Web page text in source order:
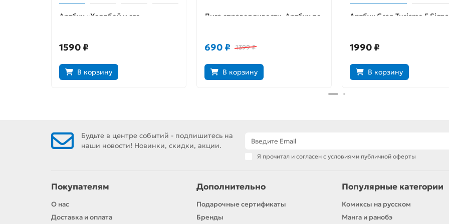
Артбук «Хеллбой и его
1590 ₽
В корзину
Лига справедливости. Артбук по
690 ₽ 1399 ₽
В корзину
Артбук Gran Turismo 5
1990 ₽
В корзину
Будьте в центре событий - подпишитесь на
наши новости! Новинки, скидки, акции.
Я прочитал и согласен с условиями публичной оферты
Покупателям
О нас
Доставка и оплата
Дополнительно
Подарочные сертификаты
Бренды
Популярные категории
Комиксы на русском
Манга и ранобэ